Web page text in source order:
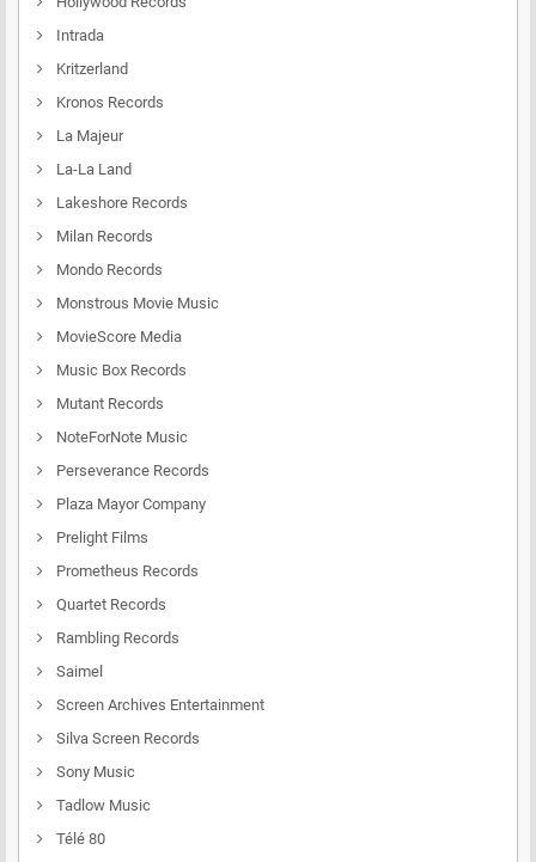
Intrada
Kritzerland
Kronos Records
La Majeur
La-La Land
Lakeshore Records
Milan Records
Mondo Records
Monstrous Movie Music
MovieScore Media
Music Box Records
Mutant Records
NoteForNote Music
Perseverance Records
Plaza Mayor Company
Prelight Films
Prometheus Records
Quartet Records
Rambling Records
Saimel
Screen Archives Entertainment
Silva Screen Records
Sony Music
Tadlow Music
Télé 80